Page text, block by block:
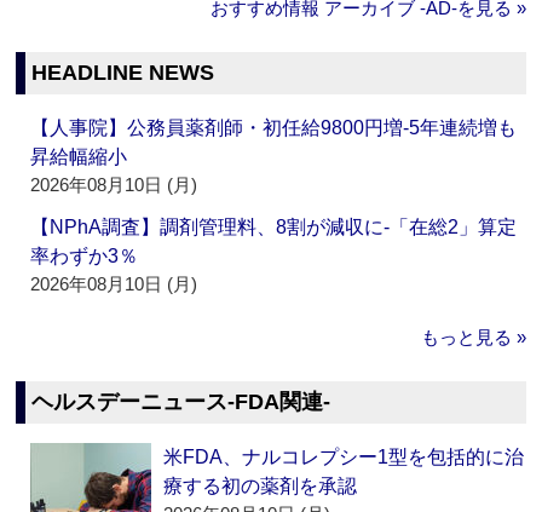
おすすめ情報 アーカイブ ‐AD‐を見る »
HEADLINE NEWS
【人事院】公務員薬剤師・初任給9800円増‐5年連続増も
昇給幅縮小
2026年08月10日 (月)
【NPhA調査】調剤管理料、8割が減収に‐「在総2」算定
率わずか3％
2026年08月10日 (月)
もっと見る »
ヘルスデーニュース‐FDA関連‐
米FDA、ナルコレプシー1型を包括的に治
療する初の薬剤を承認